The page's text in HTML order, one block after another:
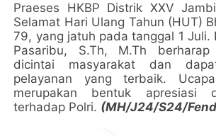
Praeses HKBP Distrik XXV
Selamat Hari Ulang Tahun (HUT)
79, yang jatuh pada tanggal 1 Juli.
Pasaribu, S.Th, M.Th
dicintai masyarakat dan
pelayanan yang terbaik.
merupakan bentuk apresiasi
terhadap Polri. (MH/J24/S24/